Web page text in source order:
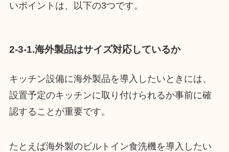
いポイントは、以下の3つです。
2-3-1.海外製品はサイズ対応しているか
キッチン設備に海外製品を導入したいときには、
設置予定のキッチンに取り付けられるか事前に確
認することが重要です。
たとえば海外製のビルトイン食洗機を導入したい